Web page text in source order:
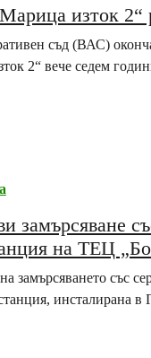
изток 2“
съд (ВАС)
2“ вече седем
замърсяване
на ТЕЦ
замърсяването със
инсталирана